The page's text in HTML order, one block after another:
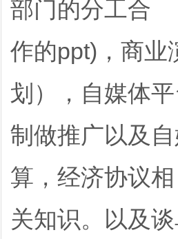
部门的分工合
作的ppt)，商业
划），自媒体
制做推广以及
算，经济协议相
关知识。以及